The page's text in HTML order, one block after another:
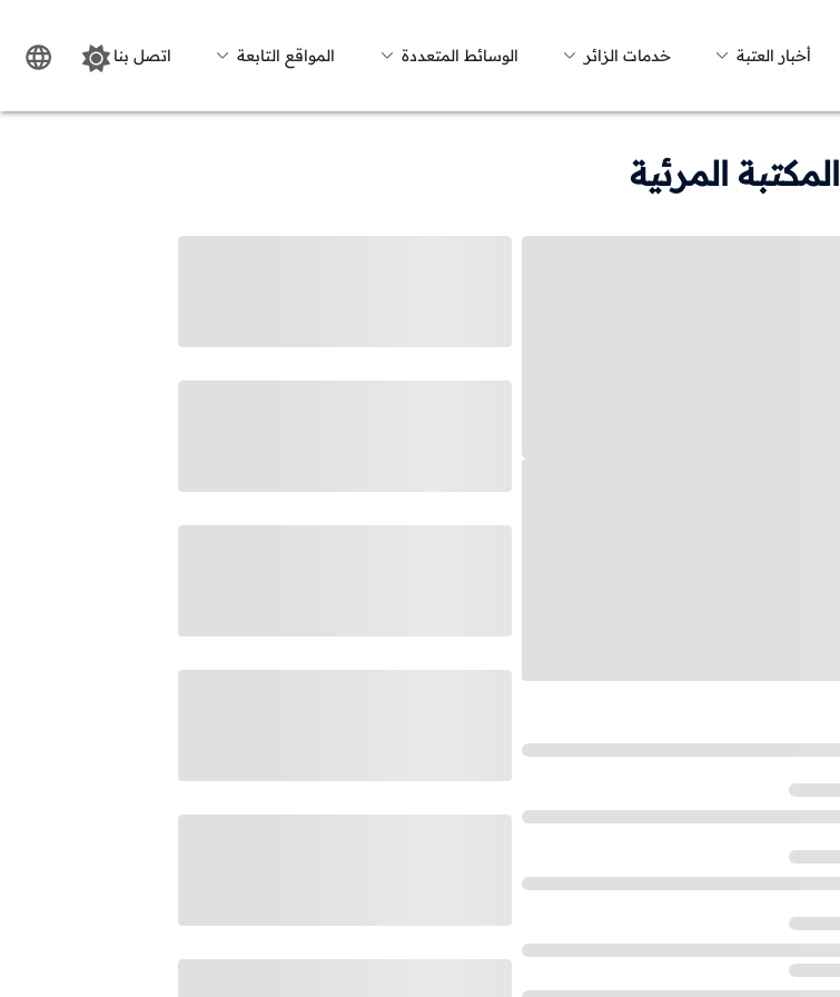
أخبار العتبة خدمات الزائر الوسائط المتعددة المواقع التابعة اتصل بنا
المكتبة المرئية